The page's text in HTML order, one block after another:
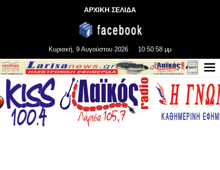
ΑΡΧΙΚΗ ΣΕΛΙΔΑ
Κυριακή, 9 Αυγούστου 2026 10:50:58 μμ